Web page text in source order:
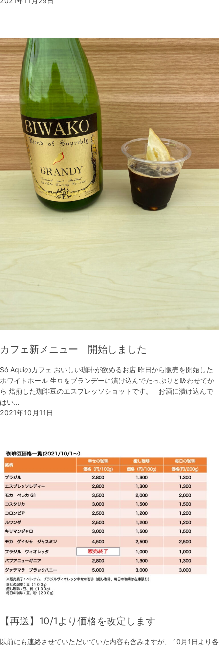
カフェ新メニュー 開始しました
Só Aquiのカフェ おいしい珈琲が飲めるお店 昨日から販売を開始した
ホワイトホール 生豆をブランデーに漬け込んでたっぷりと吸わせてか
ら 焙煎した珈琲豆のエスプレッソショットです。 お酒に漬け込んで
はい…
2021年10月11日
【再送】10/1より価格を改定します
以前にも連絡させていただいていた内容も含みますが、 10月1日より各